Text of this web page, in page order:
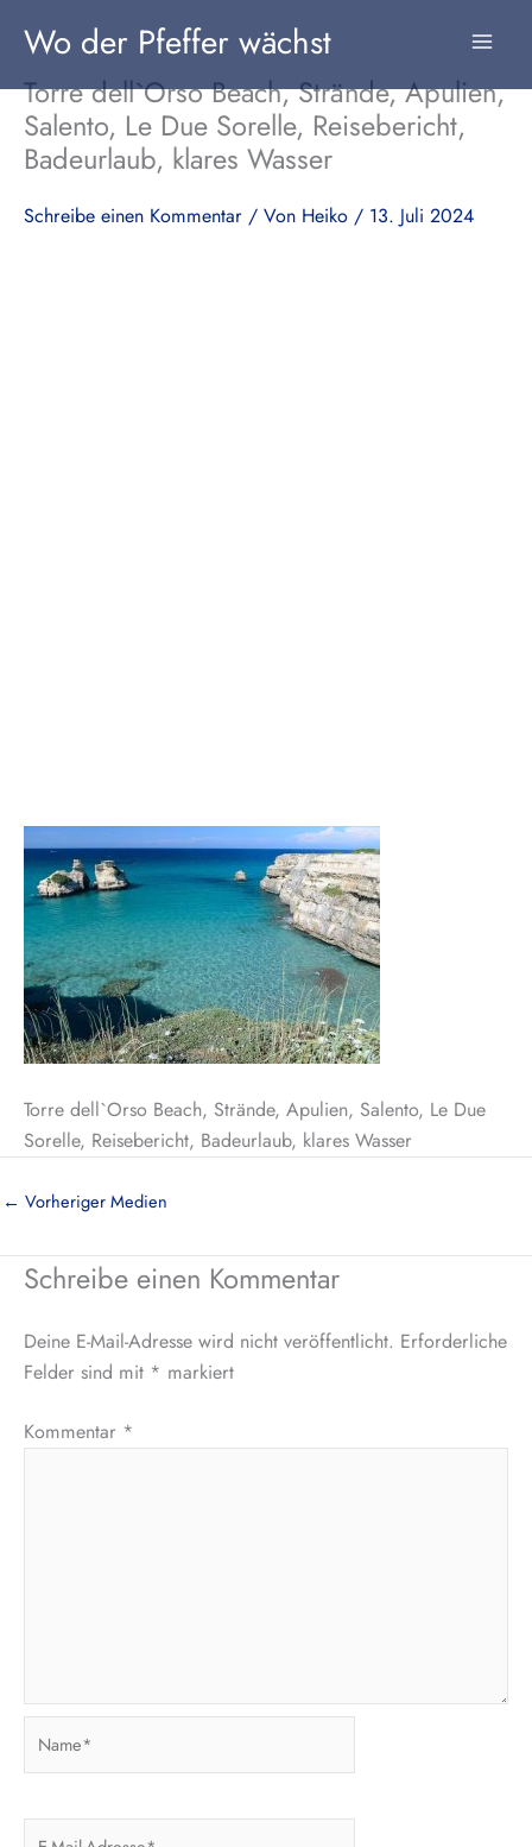
InhaltWo der Pfeffer wächst
Torre dell`Orso Beach, Strände, Apulien,
Salento, Le Due Sorelle, Reisebericht,
Badeurlaub, klares Wasser
Schreibe einen Kommentar / Von Heiko / 13. Juli 2024
Torre dell`Orso Beach, Strände, Apulien, Salento, Le Due
Sorelle, Reisebericht, Badeurlaub, klares Wasser
← Vorheriger Medien
Schreibe einen Kommentar
Deine E-Mail-Adresse wird nicht veröffentlicht. Erforderliche
Felder sind mit * markiert
Kommentar *